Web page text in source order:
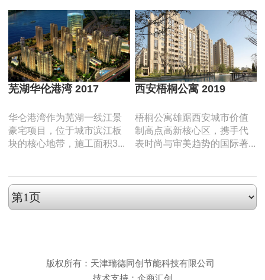
芜湖华伦港湾 2017
华仑港湾作为芜湖一线江景
豪宅项目，位于城市滨江板
块的核心地带，施工面积3...
西安梧桐公寓 2019
梧桐公寓雄踞西安城市价值
制高点高新核心区，携手代
表时尚与审美趋势的国际著...
版权所有：天津瑞德同创节能科技有限公司